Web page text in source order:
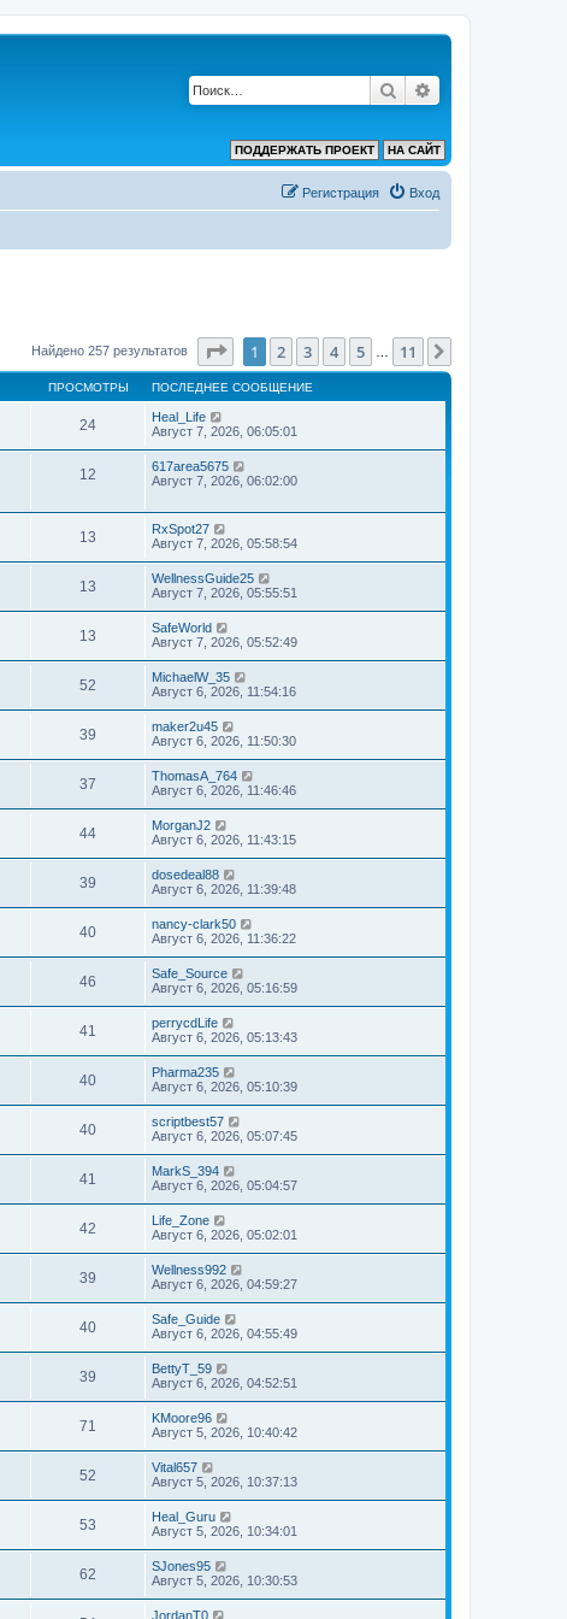
Поиск
НА САЙТ
ПОДДЕРЖАТЬ ПРОЕКТ
Вход
Регистрация
Найдено 257 результатов Страница1 из 11
1 2 3 4 5 11
ПРОСМОТРЫ ПОСЛЕДНЕЕ СООБЩЕНИЕ
24
Heal_Life
Август 7, 2026, 06:05:01
12
617area5675
Август 7, 2026, 06:02:00
13
RxSpot27
Август 7, 2026, 05:58:54
13
WellnessGuide25
Август 7, 2026, 05:55:51
13
SafeWorld
Август 7, 2026, 05:52:49
52
MichaelW_35
Август 6, 2026, 11:54:16
39
maker2u45
Август 6, 2026, 11:50:30
37
ThomasA_764
Август 6, 2026, 11:46:46
44
MorganJ2
Август 6, 2026, 11:43:15
39
dosedeal88
Август 6, 2026, 11:39:48
40
nancy-clark50
Август 6, 2026, 11:36:22
46
Safe_Source
Август 6, 2026, 05:16:59
41
perrycdLife
Август 6, 2026, 05:13:43
40
Pharma235
Август 6, 2026, 05:10:39
40
scriptbest57
Август 6, 2026, 05:07:45
41
MarkS_394
Август 6, 2026, 05:04:57
42
Life_Zone
Август 6, 2026, 05:02:01
39
Wellness992
Август 6, 2026, 04:59:27
40
Safe_Guide
Август 6, 2026, 04:55:49
39
BettyT_59
Август 6, 2026, 04:52:51
71
KMoore96
Август 5, 2026, 10:40:42
52
Vital657
Август 5, 2026, 10:37:13
53
Heal_Guru
Август 5, 2026, 10:34:01
62
SJones95
Август 5, 2026, 10:30:53
JordanT0